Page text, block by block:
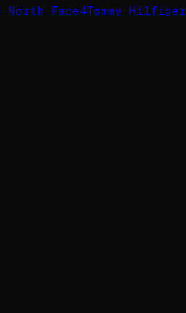
North Face4Tommy Hilfiger